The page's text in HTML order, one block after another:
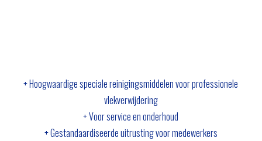
+ Hoogwaardige speciale reinigingsmiddelen voor professionele
vlekverwijdering
+ Voor service en onderhoud
+ Gestandaardiseerde uitrusting voor medewerkers